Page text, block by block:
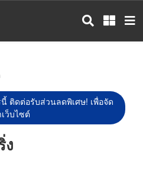
ติดต่อรับส่วนลดพิเศษ! เพื่อจัด
ว็บไซต์
ง